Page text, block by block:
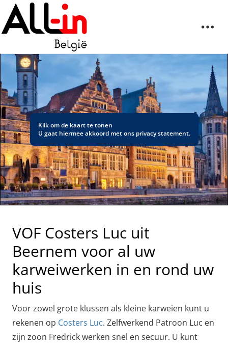
Klik om de kaart te tonen
U gaat hiermee akkoord met ons privacy statement.
VOF Costers Luc uit
Beernem voor al uw
karweiwerken in en rond uw
huis
Voor zowel grote klussen als kleine karweien kunt u
rekenen op Costers Luc. Zelfwerkend Patroon Luc en
zijn zoon Fredrick werken snel en secuur. U kunt